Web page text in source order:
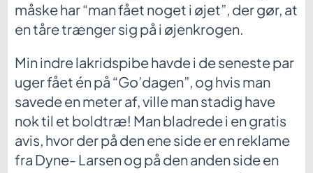
måske har “man fået noget i øjet”, der gør, at
en tåre trænger sig på i øjenkrogen.
Min indre lakridspibe havde i de seneste par
uger fået én på “Go’dagen”, og hvis man
savede en meter af, ville man stadig have
nok til et boldtræ! Man bladrede i en gratis
avis, hvor der på den ene side er en reklame
fra Dyne- Larsen og på den anden side en